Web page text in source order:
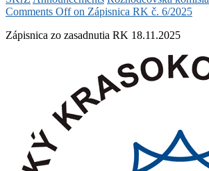
Comments Offon Zápisnica RK č. 6/2025
Zápisnica zo zasadnutia RK 18.11.2025